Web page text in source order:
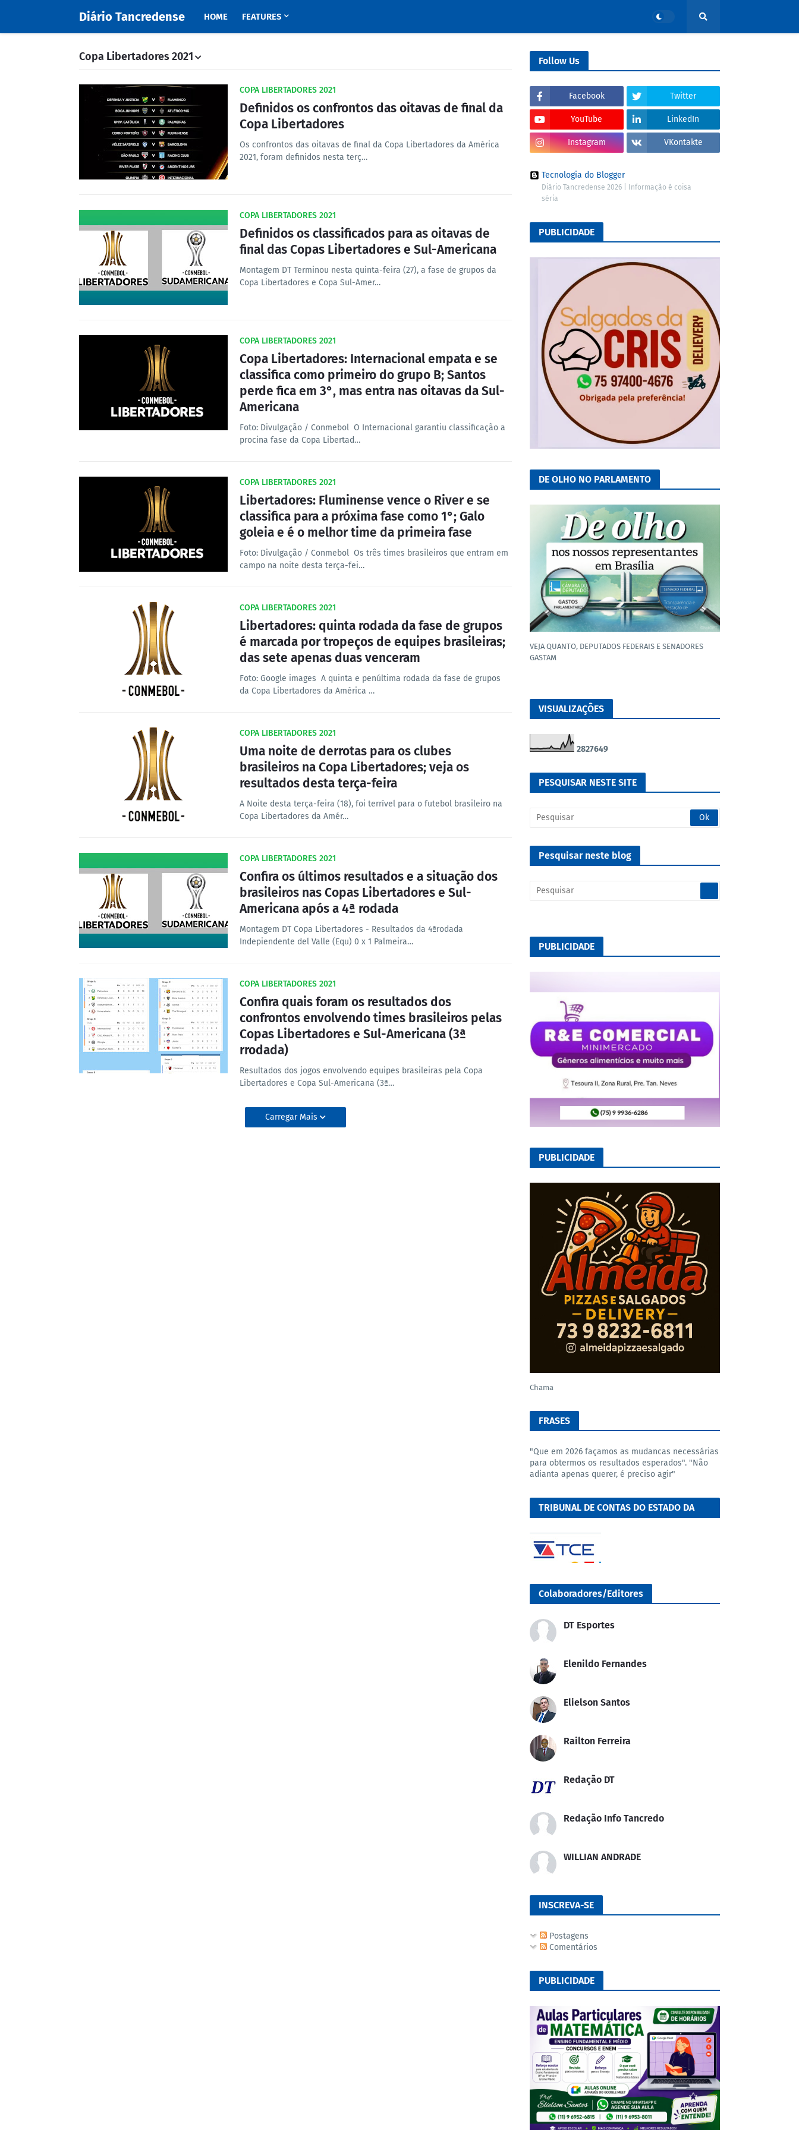
Diário Tancredense HOME FEATURES
Copa Libertadores 2021
COPA LIBERTADORES 2021
Definidos os confrontos das oitavas de final da
Copa Libertadores
Os confrontos das oitavas de final da Copa Libertadores da América
2021, foram definidos nesta terç…
COPA LIBERTADORES 2021
Definidos os classificados para as oitavas de
final das Copas Libertadores e Sul-Americana
Montagem DT Terminou nesta quinta-feira (27), a fase de grupos da
Copa Libertadores e Copa Sul-Amer…
COPA LIBERTADORES 2021
Copa Libertadores: Internacional empata e se
classifica como primeiro do grupo B; Santos
perde fica em 3°, mas entra nas oitavas da Sul-
Americana
Foto: Divulgação / Conmebol O Internacional garantiu classificação a
procina fase da Copa Libertad…
COPA LIBERTADORES 2021
Libertadores: Fluminense vence o River e se
classifica para a próxima fase como 1°; Galo
goleia e é o melhor time da primeira fase
Foto: Divulgação / Conmebol Os três times brasileiros que entram em
campo na noite desta terça-fei…
COPA LIBERTADORES 2021
Libertadores: quinta rodada da fase de grupos
é marcada por tropeços de equipes brasileiras;
das sete apenas duas venceram
Foto: Google images A quinta e penúltima rodada da fase de grupos
da Copa Libertadores da América …
COPA LIBERTADORES 2021
Uma noite de derrotas para os clubes
brasileiros na Copa Libertadores; veja os
resultados desta terça-feira
A Noite desta terça-feira (18), foi terrível para o futebol brasileiro na
Copa Libertadores da Amér…
COPA LIBERTADORES 2021
Confira os últimos resultados e a situação dos
brasileiros nas Copas Libertadores e Sul-
Americana após a 4ª rodada
Montagem DT Copa Libertadores - Resultados da 4ªrodada
Indepiendente del Valle (Equ) 0 x 1 Palmeira…
COPA LIBERTADORES 2021
Confira quais foram os resultados dos
confrontos envolvendo times brasileiros pelas
Copas Libertadores e Sul-Americana (3ª
rrodada)
Resultados dos jogos envolvendo equipes brasileiras pela Copa
Libertadores e Copa Sul-Americana (3ª…
Carregar Mais
Follow Us
Facebook Twitter
YouTube LinkedIn
Instagram VKontakte
Tecnologia do Blogger
Diário Tancredense 2026 | Informação é coisa
séria
PUBLICIDADE
DE OLHO NO PARLAMENTO
VEJA QUANTO, DEPUTADOS FEDERAIS E SENADORES
GASTAM
VISUALIZAÇÕES
2827649
PESQUISAR NESTE SITE
Pesquisar neste blog
PUBLICIDADE
PUBLICIDADE
Chama
FRASES
"Que em 2026 façamos as mudancas necessárias
para obtermos os resultados esperados". "Não
adianta apenas querer, é preciso agir"
TRIBUNAL DE CONTAS DO ESTADO DA
Colaboradores/Editores
DT Esportes
Elenildo Fernandes
Elielson Santos
Railton Ferreira
Redação DT
Redação Info Tancredo
WILLIAN ANDRADE
INSCREVA-SE
Postagens
Comentários
PUBLICIDADE